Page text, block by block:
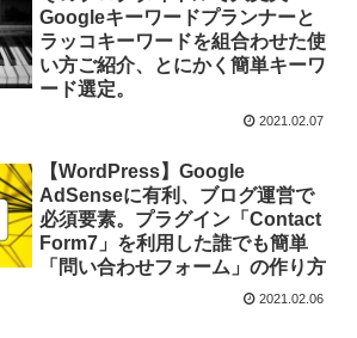
Googleキーワードプランナーと
ラッコキーワードを組合わせた使
い方ご紹介、とにかく簡単キーワ
ード選定。
2021.02.07
【WordPress】Google
AdSenseに有利、ブログ運営で
必須要素。プラグイン「Contact
Form7」を利用した誰でも簡単
「問い合わせフォーム」の作り方
2021.02.06